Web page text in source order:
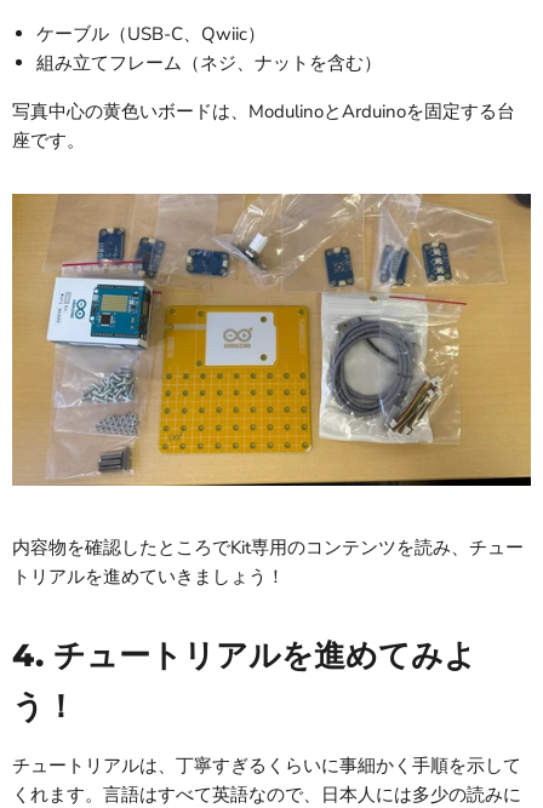
ケーブル（USB-C、Qwiic）
組み立てフレーム（ネジ、ナットを含む）
写真中心の黄色いボードは、ModulinoとArduinoを固定する台
座です。
内容物を確認したところでKit専用のコンテンツを読み、チュー
トリアルを進めていきましょう！
4. チュートリアルを進めてみよ
う！
チュートリアルは、丁寧すぎるくらいに事細かく手順を示して
くれます。言語はすべて英語なので、日本人には多少の読みに